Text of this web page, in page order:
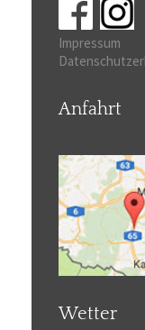
Impressum
Anfahrt
Wetter